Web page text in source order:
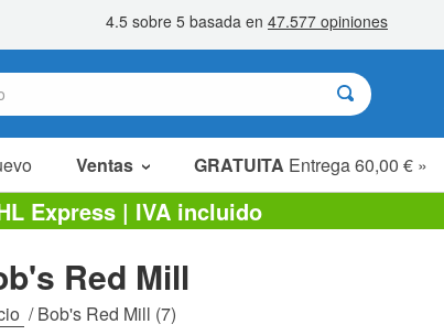
Ventas GRATUITA Entrega 60,00 € »
Artículos en oferta
Packs Ahorro
Liquidaciones
Express | IVA incluido
Red Mill
/Bob's Red Mill (7)